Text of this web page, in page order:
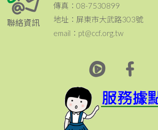
聯絡資訊
傳真：08-7530899
地址：屏東市大武路303號
email：pt@ccf.org.tw